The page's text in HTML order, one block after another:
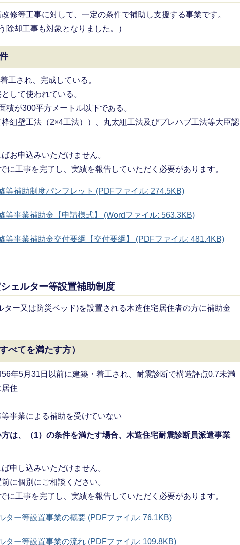
修等工事に対して、一定の条件で補助し支援する事業です。
除却工事も対象となりました。）
工され、完成している。
して使われている。
積が300平方メートル以下である。
組壁工法（2×4工法））、丸太組工法及びプレハブ工法等大臣認
お申込みいただけません。
に工事を完了し、実績を報告していただく必要があります。
等補助制度パンフレット (PDFファイル: 274.5KB)
等事業補助金【申請様式】 (Wordファイル: 563.3KB)
等事業補助金交付要綱【交付要綱】 (PDFファイル: 481.4KB)
ェルター等設置補助制度
ター又は防災ベッド)を設置される木造住宅居住者の方に補助金
てを満たす方）
年5月31日以前に建築・着工され、耐震診断で構造評点0.7未満
居住
事業による補助を受けていない
は、（1）の条件を満たす場合、木造住宅耐震診断員派遣事業
申し込みいただけません。
に個別にご相談ください。
に工事を完了し、実績を報告していただく必要があります。
ター等設置事業の概要 (PDFファイル: 76.1KB)
ター等設置事業の流れ (PDFファイル: 109.8KB)